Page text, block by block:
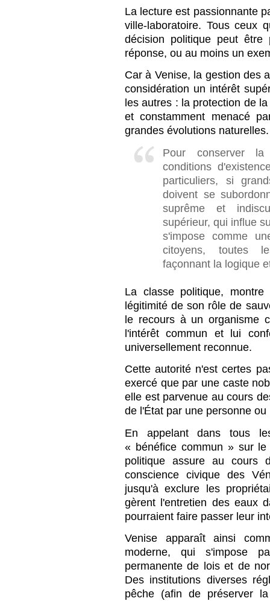
La lecture est passionnante
ville-laboratoire. Tous ceux
décision politique peut
réponse, ou au moins un
Car à Venise, la gestion des
considération un intérêt
les autres : la protection de
et constamment menacé
grandes évolutions naturelles.
Pour conserver
conditions
particuliers, si
doivent se
suprême et
supérieur, qui influe
s'impose comme
citoyens, toutes
façonnant la logique
La classe politique,
légitimité de son rôle de
le recours à un organisme
l'intérêt commun et lui
universellement reconnue.
Cette autorité n'est certes
exercé que par une caste
elle est parvenue au cours
de l'État par une personne ou
En appelant dans tous
« bénéfice commun » sur
politique assure au cours
conscience civique des
jusqu'à exclure les
gèrent l'entretien des eaux
pourraient faire passer leur
Venise apparaît ainsi
moderne, qui s'impose
permanente de lois et de
Des institutions diverses
pêche (afin de préserver